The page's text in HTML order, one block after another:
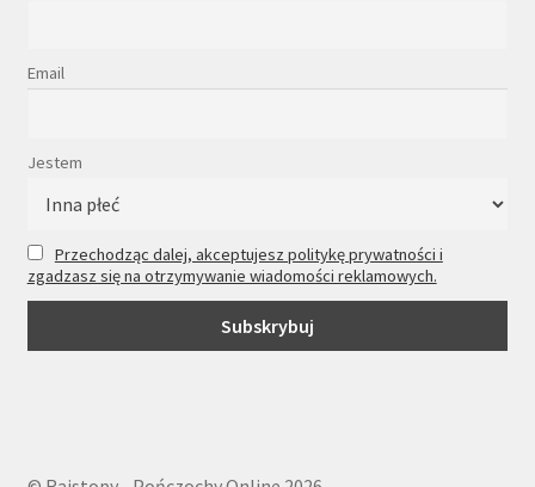
Email
Jestem
Przechodząc dalej, akceptujesz politykę prywatności i
zgadzasz się na otrzymywanie wiadomości reklamowych.